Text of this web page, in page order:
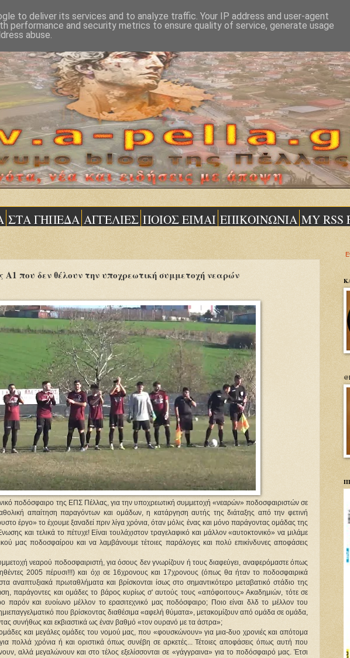
ΣΤΑ ΓΗΠΕΔΑ ΑΓΓΕΛΙΕΣ ΠΟΙΟΣ ΕΙΜΑΙ ΕΠΙΚΟΙΝΩΝΙΑ MY RSS
Α1 που δεν θέλουν την υποχρεωτική συμμετοχή νεαρών
ποδόσφαιρο της ΕΠΣ Πέλλας, για την υποχρεωτική συμμετοχή «νεαρών» ποδοσφαιριστών σε
απαίτηση παραγόντων και ομάδων, η κατάργηση αυτής της διάταξης από την φετινή
έργο» το έχουμε ξαναδεί πριν λίγα χρόνια, όταν μόλις ένας και μόνο παράγοντας ομάδας της
και τελικά το πέτυχε! Είναι τουλάχιστον τραγελαφικό και μάλλον «αυτοκτονικό» να μιλάμε
μας ποδοσφαίρου και να λαμβάνουμε τέτοιες παράλογες και πολύ επικίνδυνες αποφάσεις
νεαρού ποδοσφαιριστή, για όσους δεν γνωρίζουν ή τους διαφεύγει, αναφερόμαστε όπως
2005 πέρυσι!!!) και όχι σε 16χρονους και 17χρονους (όπως θα ήταν το ποδοσφαιρικά
αναπτυξιακά πρωταθλήματα και βρίσκονται ίσως στο σημαντικότερο μεταβατικό στάδιο της
παράγοντες και ομάδες το βάρος κυρίως σ' αυτούς τους «απόφοιτους» Ακαδημιών, τότε σε
παρόν και ευοίωνο μέλλον το ερασιτεχνικό μας ποδόσφαιρο; Ποιο είναι δλδ το μέλλον του
που βρίσκοντας διαθέσιμα «αφελή θύματα», μετακομίζουν από ομάδα σε ομάδα,
συνήθως και εκβιαστικά ως έναν βαθμό «τον ουρανό με τα άστρα»;
και μεγάλες ομάδες του νομού μας, που «φουσκώνουν» για μια-δυο χρονιές και απότομα
πολλά χρόνια ή και οριστικά όπως συνέβη σε αρκετές... Τέτοιες αποφάσεις όπως αυτή που
αλλά μεγαλώνουν και στο τέλος εξελίσσονται σε «γάγγραινα» για το ποδόσφαιρό μας. Έτσι
to deliver its services and to analyze traffic. Your IP address and user-agent
performance and security metrics to ensure quality of service, generate usage
abuse.